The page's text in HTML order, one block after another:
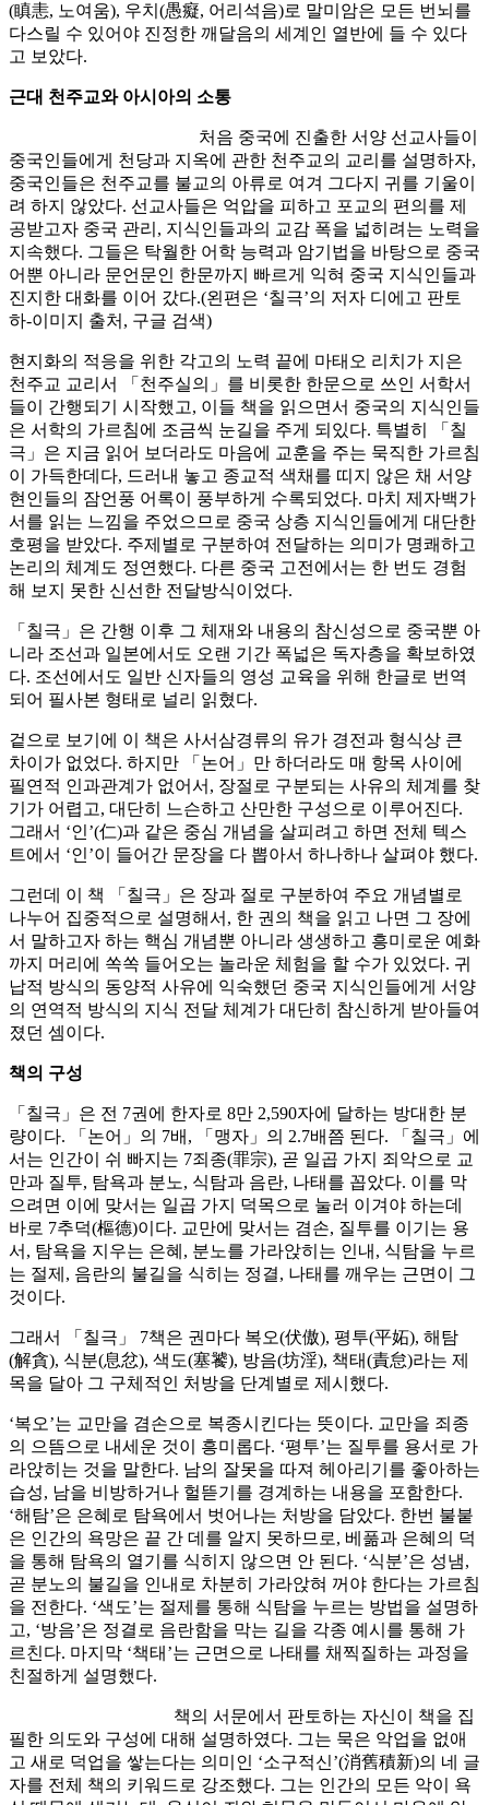
(瞋恚, 노여움), 우치(愚癡, 어리석음)로 말미암은 모든 번뇌를
다스릴 수 있어야 진정한 깨달음의 세계인 열반에 들 수 있다
고 보았다.
근대 천주교와 아시아의 소통
처음 중국에 진출한 서양 선교사들이
중국인들에게 천당과 지옥에 관한 천주교의 교리를 설명하자,
중국인들은 천주교를 불교의 아류로 여겨 그다지 귀를 기울이
려 하지 않았다. 선교사들은 억압을 피하고 포교의 편의를 제
공받고자 중국 관리, 지식인들과의 교감 폭을 넓히려는 노력을
지속했다. 그들은 탁월한 어학 능력과 암기법을 바탕으로 중국
어뿐 아니라 문언문인 한문까지 빠르게 익혀 중국 지식인들과
진지한 대화를 이어 갔다.(왼편은 ‘칠극’의 저자 디에고 판토
하-이미지 출처, 구글 검색)
현지화의 적응을 위한 각고의 노력 끝에 마태오 리치가 지은
천주교 교리서 「천주실의」를 비롯한 한문으로 쓰인 서학서
들이 간행되기 시작했고, 이들 책을 읽으면서 중국의 지식인들
은 서학의 가르침에 조금씩 눈길을 주게 되있다. 특별히 「칠
극」은 지금 읽어 보더라도 마음에 교훈을 주는 묵직한 가르침
이 가득한데다, 드러내 놓고 종교적 색채를 띠지 않은 채 서양
현인들의 잠언풍 어록이 풍부하게 수록되었다. 마치 제자백가
서를 읽는 느낌을 주었으므로 중국 상층 지식인들에게 대단한
호평을 받았다. 주제별로 구분하여 전달하는 의미가 명쾌하고
논리의 체계도 정연했다. 다른 중국 고전에서는 한 번도 경험
해 보지 못한 신선한 전달방식이었다.
「칠극」은 간행 이후 그 체재와 내용의 참신성으로 중국뿐 아
니라 조선과 일본에서도 오랜 기간 폭넓은 독자층을 확보하였
다. 조선에서도 일반 신자들의 영성 교육을 위해 한글로 번역
되어 필사본 형태로 널리 읽혔다.
겉으로 보기에 이 책은 사서삼경류의 유가 경전과 형식상 큰
차이가 없었다. 하지만 「논어」만 하더라도 매 항목 사이에
필연적 인과관계가 없어서, 장절로 구분되는 사유의 체계를 찾
기가 어렵고, 대단히 느슨하고 산만한 구성으로 이루어진다.
그래서 ‘인’(仁)과 같은 중심 개념을 살피려고 하면 전체 텍스
트에서 ‘인’이 들어간 문장을 다 뽑아서 하나하나 살펴야 했다.
그런데 이 책 「칠극」은 장과 절로 구분하여 주요 개념별로
나누어 집중적으로 설명해서, 한 권의 책을 읽고 나면 그 장에
서 말하고자 하는 핵심 개념뿐 아니라 생생하고 흥미로운 예화
까지 머리에 쏙쏙 들어오는 놀라운 체험을 할 수가 있었다. 귀
납적 방식의 동양적 사유에 익숙했던 중국 지식인들에게 서양
의 연역적 방식의 지식 전달 체계가 대단히 참신하게 받아들여
졌던 셈이다.
책의 구성
「칠극」은 전 7권에 한자로 8만 2,590자에 달하는 방대한 분
량이다. 「논어」의 7배, 「맹자」의 2.7배쯤 된다. 「칠극」에
서는 인간이 쉬 빠지는 7죄종(罪宗), 곧 일곱 가지 죄악으로 교
만과 질투, 탐욕과 분노, 식탐과 음란, 나태를 꼽았다. 이를 막
으려면 이에 맞서는 일곱 가지 덕목으로 눌러 이겨야 하는데
바로 7추덕(樞德)이다. 교만에 맞서는 겸손, 질투를 이기는 용
서, 탐욕을 지우는 은혜, 분노를 가라앉히는 인내, 식탐을 누르
는 절제, 음란의 불길을 식히는 정결, 나태를 깨우는 근면이 그
것이다.
그래서 「칠극」 7책은 권마다 복오(伏傲), 평투(平妬), 해탐
(解貪), 식분(息忿), 색도(塞饕), 방음(坊淫), 책태(責怠)라는 제
목을 달아 그 구체적인 처방을 단계별로 제시했다.
‘복오’는 교만을 겸손으로 복종시킨다는 뜻이다. 교만을 죄종
의 으뜸으로 내세운 것이 흥미롭다. ‘평투’는 질투를 용서로 가
라앉히는 것을 말한다. 남의 잘못을 따져 헤아리기를 좋아하는
습성, 남을 비방하거나 헐뜯기를 경계하는 내용을 포함한다.
‘해탐’은 은혜로 탐욕에서 벗어나는 처방을 담았다. 한번 불붙
은 인간의 욕망은 끝 간 데를 알지 못하므로, 베풂과 은혜의 덕
을 통해 탐욕의 열기를 식히지 않으면 안 된다. ‘식분’은 성냄,
곧 분노의 불길을 인내로 차분히 가라앉혀 꺼야 한다는 가르침
을 전한다. ‘색도’는 절제를 통해 식탐을 누르는 방법을 설명하
고, ‘방음’은 정결로 음란함을 막는 길을 각종 예시를 통해 가
르친다. 마지막 ‘책태’는 근면으로 나태를 채찍질하는 과정을
친절하게 설명했다.
책의 서문에서 판토하는 자신이 책을 집
필한 의도와 구성에 대해 설명하였다. 그는 묵은 악업을 없애
고 새로 덕업을 쌓는다는 의미인 ‘소구적신’(消舊積新)의 네 글
자를 전체 책의 키워드로 강조했다. 그는 인간의 모든 악이 욕